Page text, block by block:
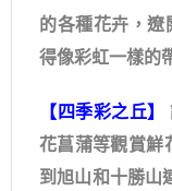
的各種花卉，遼
得像彩虹一樣的
【四季彩之丘】
花菖蒲等觀賞鮮
到旭山和十勝山